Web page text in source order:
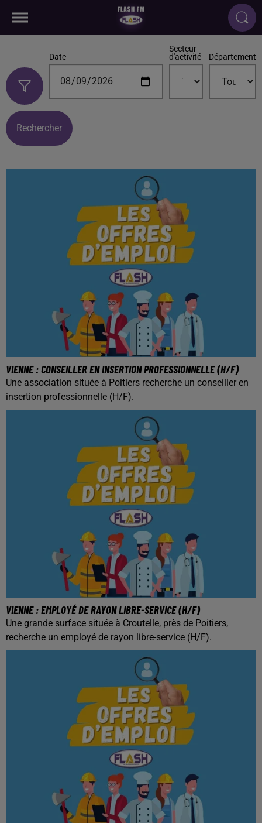
Date
Secteur
d'activité
Département
Rechercher
VIENNE : CONSEILLER EN INSERTION PROFESSIONNELLE (H/F)
Une association située à Poitiers recherche un conseiller en
insertion professionnelle (H/F).
VIENNE : EMPLOYÉ DE RAYON LIBRE-SERVICE (H/F)
Une grande surface située à Croutelle, près de Poitiers,
recherche un employé de rayon libre-service (H/F).